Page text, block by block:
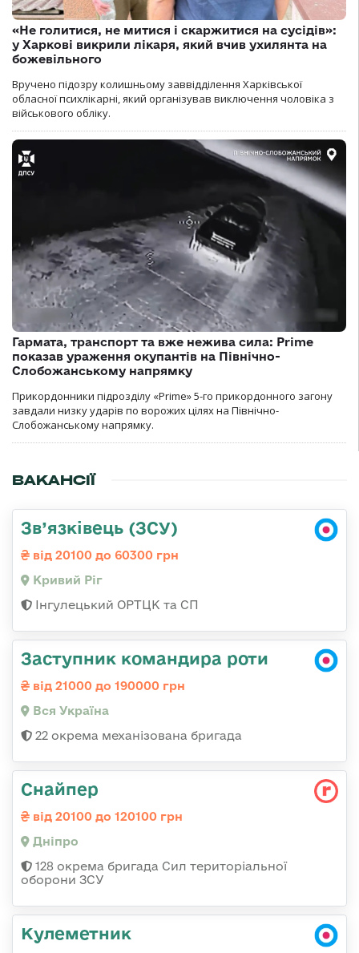
«Не голитися, не митися і скаржитися на сусідів»:
у Харкові викрили лікаря, який вчив ухилянта на
божевільного
Вручено підозру колишньому заввідділення Харківської
обласної психлікарні, який організував виключення чоловіка з
військового обліку.
Гармата, транспорт та вже нежива сила: Prime
показав ураження окупантів на Північно-
Слобожанському напрямку
Прикордонники підрозділу «Prime» 5-го прикордонного загону
завдали низку ударів по ворожих цілях на Північно-
Слобожанському напрямку.
ВАКАНСІЇ
Зв’язківець (ЗСУ)
від 20100 до 60300 грн
Кривий Ріг
Інгулецький ОРТЦК та СП
Заступник командира роти
від 21000 до 190000 грн
Вся Україна
22 окрема механізована бригада
Снайпер
від 20100 до 120100 грн
Дніпро
128 окрема бригада Сил територіальної
оборони ЗСУ
Кулеметник